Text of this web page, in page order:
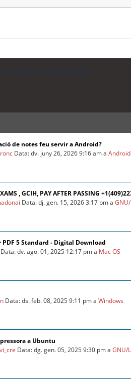
de notes feu servir a Android?
Data: dv. juny 26, 2026 9:16 am aAndroid
, GCIH, PAY AFTER PASSING
Data: dj. gen. 15, 2026 3:17 pm a
PDF 5 Standard - Digital Download
Data: dv. ago. 01, 2025 12:17 pm a Mac OS
Data: ds. feb. 08, 2025 9:11 pm aWindows
a Ubuntu
Data: dg. gen. 05, 2025 9:30 pm aGNU/